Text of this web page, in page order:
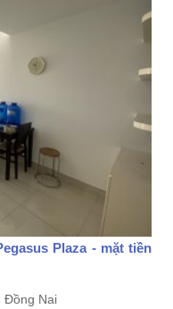
Plaza - mặt tiền
Đồng Nai